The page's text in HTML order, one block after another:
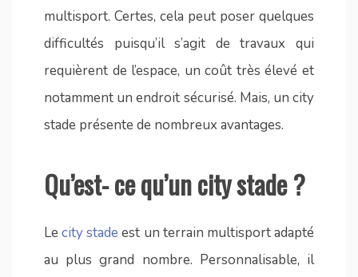
multisport. Certes, cela peut poser quelques
difficultés puisqu’il s’agit de travaux qui
requièrent de l’espace, un coût très élevé et
notamment un endroit sécurisé. Mais, un city
stade présente de nombreux avantages.
Qu’est- ce qu’un city stade ?
Lecity stade est un terrain multisport adapté
au plus grand nombre. Personnalisable, il